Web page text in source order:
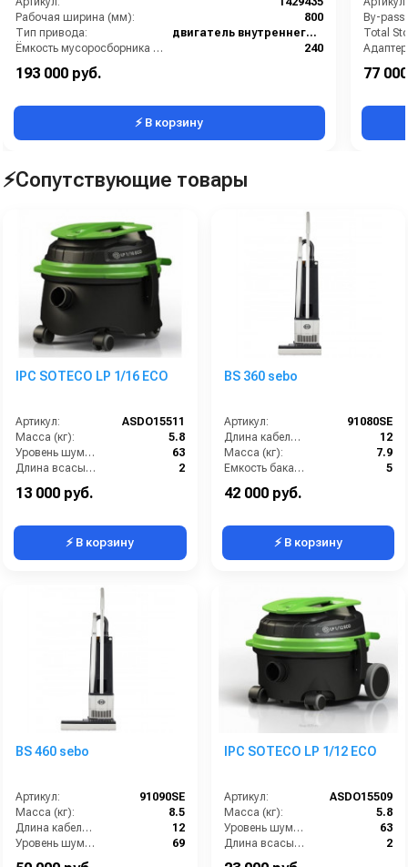
Рабочая ширина (мм):
800
Тип привода:
двигатель внутреннего сгорания
Ёмкость мусоросборника (л):
240
Мощность двигателя (кВт):
193 000 руб.
⚡ В корзину
By-pass:
Total
Бренд:
77
⚡Сопутствующие товары
IPC SOTECO LP 1/16 ECO
Артикул:
ASDO15511
Масса (кг):
5.8
Уровень шума (дБ):
63
Длина всасывающего шланга (м):
2
Длина кабеля (м):
13 000 руб.
⚡ В корзину
BS 360 sebo
Артикул:
91080SE
Длина кабеля (м):
12
Масса (кг):
7.9
Емкость бака для мусора (л):
5
Потребляемая мощность (кВт):
42 000 руб.
⚡ В корзину
BS 460 sebo
Артикул:
91090SE
Масса (кг):
8.5
Длина кабеля (м):
12
Уровень шума (дБ):
69
IPC SOTECO LP 1/12 ECO
Артикул:
ASDO15509
Масса (кг):
5.8
Уровень шума (дБ):
63
Длина всасывающего шланга (м):
2